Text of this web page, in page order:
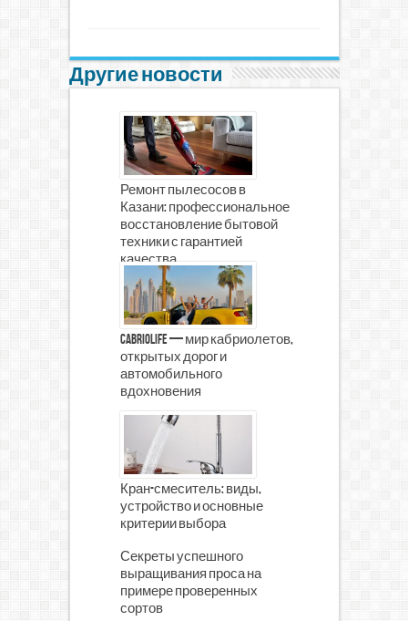
Другие новости
Ремонт пылесосов в
Казани: профессиональное
восстановление бытовой
техники с гарантией
качества
CabrioLife — мир кабриолетов,
открытых дорог и
автомобильного
вдохновения
Кран-смеситель: виды,
устройство и основные
критерии выбора
Секреты успешного
выращивания проса на
примере проверенных
сортов